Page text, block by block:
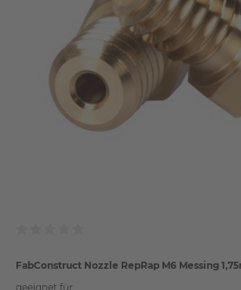
FabConstruct Nozzle RepRap M6 Messing
geeignet für